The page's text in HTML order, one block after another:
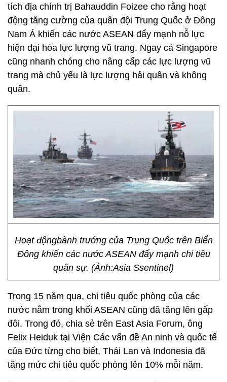
tích địa chính trị Bahauddin Foizee cho rằng hoạt
động tăng cường của quân đội Trung Quốc ở Đông
Nam Á khiến các nước ASEAN đẩy mạnh nỗ lực
hiện đại hóa lực lượng vũ trang. Ngay cả Singapore
cũng nhanh chóng cho nâng cấp các lực lượng vũ
trang mà chủ yếu là lực lượng hải quân và không
quân.
Hoạt độngbành trướng của Trung Quốc trên Biển
Đông khiến các nước ASEAN đẩy mạnh chi tiêu
quân sự. (Ảnh:Asia Ssentinel)
Trong 15 năm qua, chi tiêu quốc phòng của các
nước nằm trong khối ASEAN cũng đã tăng lên gấp
đôi. Trong đó, chia sẻ trên East Asia Forum, ông
Felix Heiduk tại Viện Các vấn đề An ninh và quốc tế
của Đức từng cho biết, Thái Lan và Indonesia đã
tăng mức chi tiêu quốc phòng lên 10% mỗi năm.